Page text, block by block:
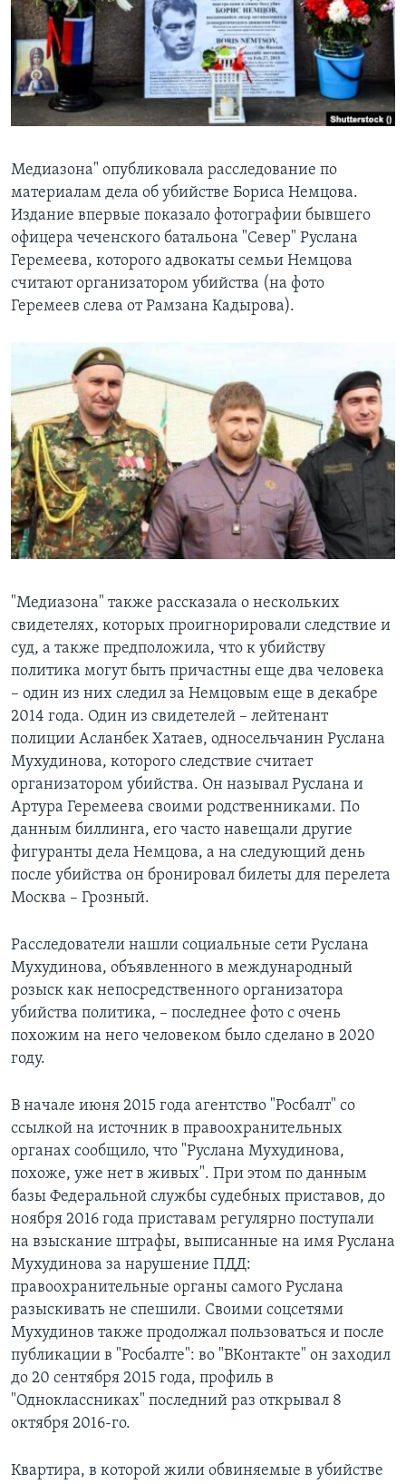
Learning English
СОЦИАЛЬНЫЕ СЕТИ
Языки
Медиазона" опубликовала расследование по
материалам дела об убийстве Бориса Немцова.
Издание впервые показало фотографии бывшего
офицера чеченского батальона "Север" Руслана
Геремеева, которого адвокаты семьи Немцова
считают организатором убийства (на фото
Геремеев слева от Рамзана Кадырова).
"Медиазона" также рассказала о нескольких
свидетелях, которых проигнорировали следствие и
суд, а также предположила, что к убийству
политика могут быть причастны еще два человека
– один из них следил за Немцовым еще в декабре
2014 года. Один из свидетелей – лейтенант
полиции Асланбек Хатаев, односельчанин Руслана
Мухудинова, которого следствие считает
организатором убийства. Он называл Руслана и
Артура Геремеева своими родственниками. По
данным биллинга, его часто навещали другие
фигуранты дела Немцова, а на следующий день
после убийства он бронировал билеты для перелета
Москва – Грозный.
Расследователи нашли социальные сети Руслана
Мухудинова, объявленного в международный
розыск как непосредственного организатора
убийства политика, – последнее фото с очень
похожим на него человеком было сделано в 2020
году.
В начале июня 2015 года агентство "Росбалт" со
ссылкой на источник в правоохранительных
органах сообщило, что "Руслана Мухудинова,
похоже, уже нет в живых". При этом по данным
базы Федеральной службы судебных приставов, до
ноября 2016 года приставам регулярно поступали
на взыскание штрафы, выписанные на имя Руслана
Мухудинова за нарушение ПДД:
правоохранительные органы самого Руслана
разыскивать не спешили. Своими соцсетями
Мухудинов также продолжал пользоваться и после
публикации в "Росбалте": во "ВКонтакте" он заходил
до 20 сентября 2015 года, профиль в
"Одноклассниках" последний раз открывал 8
октября 2016-го.
Квартира, в которой жили обвиняемые в убийстве